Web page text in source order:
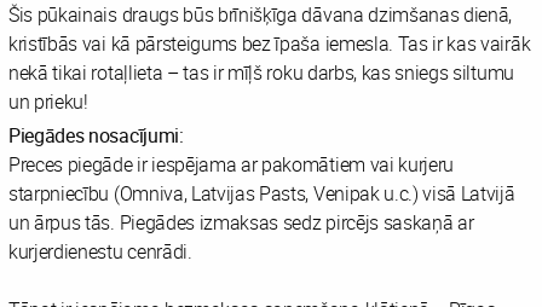
Šis pūkainais draugs būs brīnišķīga dāvana dzimšanas dienā,
kristībās vai kā pārsteigums bez īpaša iemesla. Tas ir kas vairāk
nekā tikai rotaļlieta – tas ir mīļš roku darbs, kas sniegs siltumu
un prieku!
Piegādes nosacījumi:
Preces piegāde ir iespējama ar pakomātiem vai kurjeru
starpniecību (Omniva, Latvijas Pasts, Venipak u.c.) visā Latvijā
un ārpus tās. Piegādes izmaksas sedz pircējs saskaņā ar
kurjerdienestu cenrādi.